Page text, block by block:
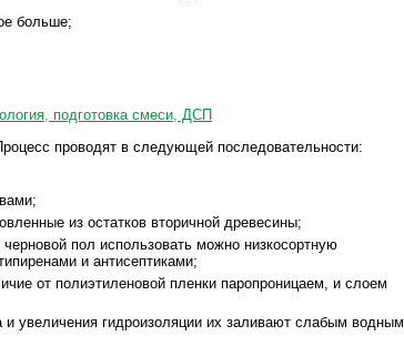
больше;
проводят в следующей последовательности:
из остатков вторичной древесины;
пол использовать можно низкосортную
и антисептиками;
от полиэтиленовой пленки паропроницаем, и слоем
и увеличения гидроизоляции их заливают слабым водным